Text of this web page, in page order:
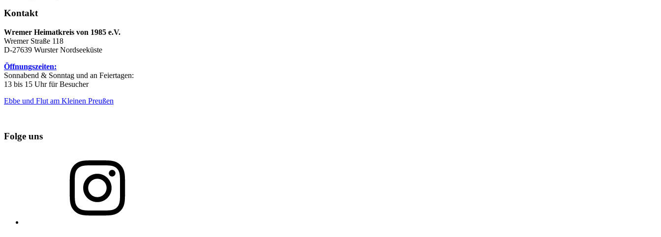
Kontakt
Wremer Heimatkreis von 1985 e.V.
Wremer Straße 118
D-27639 Wurster Nordseeküste
Öffnungszeiten:
Sonnabend & Sonntag und an Feiertagen:
13 bis 15 Uhr für Besucher
Ebbe und Flut am Kleinen Preußen
Folge uns